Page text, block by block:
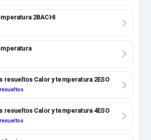
2BACHI
resueltos Calor y temperatura 2ESO
resueltos Calor y temperatura 4ESO